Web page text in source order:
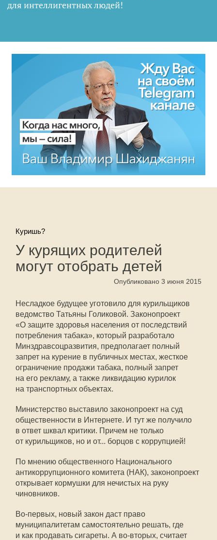
для интеллигентных людей!
Куришь?
У курящих родителей
могут отобрать детей
Опубликовано 3 июня 2015
Несладкое будущее уготовило для курильщиков
ведомство Татьяны Голиковой. Законопроект
«О защите здоровья населения от последствий
потребления табака», который разработало
Минздравсоцразвития, предполагает полный
запрет на курение в публичных местах, жесткое
ограничение продажи табака, полный запрет
на его рекламу, а также ликвидацию курилок
на транспортных объектах.
Министерство выставило законопроект на суд
общественности в Интернете. И тут же получило
в ответ шквал критики. Причем не только
от курильщиков, но и от... борцов с коррупцией!
По мнению общественного Национального
антикоррупционного комитета (НАК), законопроект
открывает кормушки для нечистых на руку
чиновников.
Во-первых, новый закон даст право
муниципалитетам самостоятельно решать, где
и как продавать сигареты. А во-вторых, считает